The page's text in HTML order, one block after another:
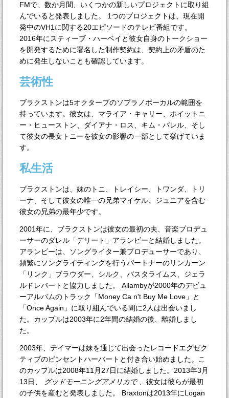
FMで、数か月間、いくつかの新しいプロジェクトに取り組
んでいると発表しました。 1つのプロジェクトは、現在開
発中のVH1に関する20エピソードのテレビ番組です。
2016年にスティーブ・ハーベイと彼女自身のトークショー
を開発するために署名した制作契約は、契約上の矛盾のた
めに発生しないことも確認しています。
芸術性
ブラクストンは5オクターブのソプラノボーカルの範囲を
持っています。彼女は、マライア・キャリー、ホイットニ
ー・ヒューストン、ダイアナ・ロス、キム・バレル、そし
て彼女の長女トニーを彼女の影響の一部として挙げていま
す。
私生活
ブラクストンは、妹のトニ、トレイシー、トワンダ、トリ
ーナ、そして彼女の唯一の兄弟マイケル、ジュニアを含む
彼女の兄弟の最年少です。
2001年に、ブラクストンは彼女の最初の夫、音楽プロデュ
ーサーのダレル「デリート」アランビーと結婚しました。
アランビーは、ソングライター兼プロデューサーであり、
頻繁にソングライティングを行うパートナーのリンカーン
「リンク」ブラウダー、シルク、バスタライムス、ジェラ
ルドレバートと協力しました。 Allambyが2000年のデビュ
ーアルバムのトラック「Money Ca n't Buy Me Love」と
「Once Again」に取り組んでいる間に2人は出会いまし
た。カップルは2003年に2年間の結婚の後、離婚しまし
た。
2003年、テイマーは妹を通じて出会ったレコードエグゼク
ティブのビンセントハーバートと付き合い始めました。こ
のカップルは2008年11月27日に結婚しました。2013年3月
13日、 グッドモーニングアメリカで、彼女は彼らが最初
の子供を産むと発表しました。 Braxtonは2013年にLogan